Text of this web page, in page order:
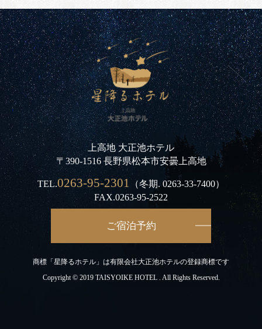
上高地 大正池ホテル
〒390-1516 長野県松本市安曇上高地
TEL.0263-95-2301 （冬期.0263-33-7400）
FAX.0263-95-2522
ご宿泊予約
商標「星降るホテル」は有限会社大正池ホテルの登録商標です
Copyright © 2019 TAISYOIKE HOTEL . All Rights Reserved.